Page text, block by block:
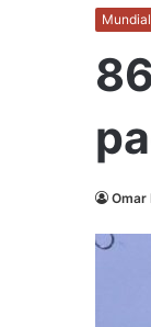
Omar